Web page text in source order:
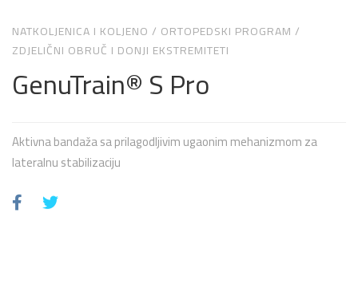
NATKOLJENICA I KOLJENO / ORTOPEDSKI PROGRAM /
ZDJELIČNI OBRUČ I DONJI EKSTREMITETI
GenuTrain® S Pro
Aktivna bandaža sa prilagodljivim ugaonim mehanizmom za
lateralnu stabilizaciju